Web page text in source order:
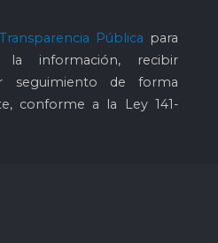
Pública para
información, recibir
seguimiento de forma
conforme a la Ley 141-